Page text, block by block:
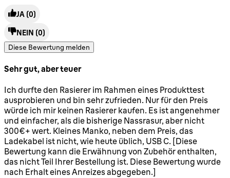
JA (0)
NEIN (0)
Diese Bewertung melden
Sehr gut, aber teuer
4 Sterne von maximal 5
Ich durfte den Rasierer im Rahmen eines Produkttest
ausprobieren und bin sehr zufrieden. Nur für den Preis
würde ich mir keinen Rasierer kaufen. Es ist angenehmer
und einfacher, als die bisherige Nassrasur, aber nicht
300€+ wert. Kleines Manko, neben dem Preis, das
Ladekabel ist nicht, wie heute üblich, USB C. [Diese
Bewertung kann die Erwähnung von Zubehör enthalten,
das nicht Teil Ihrer Bestellung ist. Diese Bewertung wurde
nach Erhalt eines Anreizes abgegeben.]